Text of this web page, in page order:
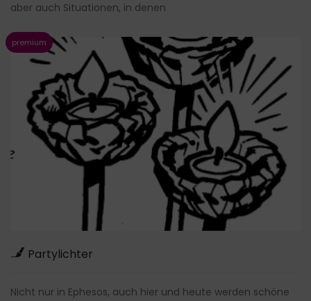
aber auch Situationen, in denen
Partylichter
Nicht nur in Ephesos, auch hier und heute werden schöne